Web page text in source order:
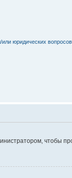
юридических
чтобы